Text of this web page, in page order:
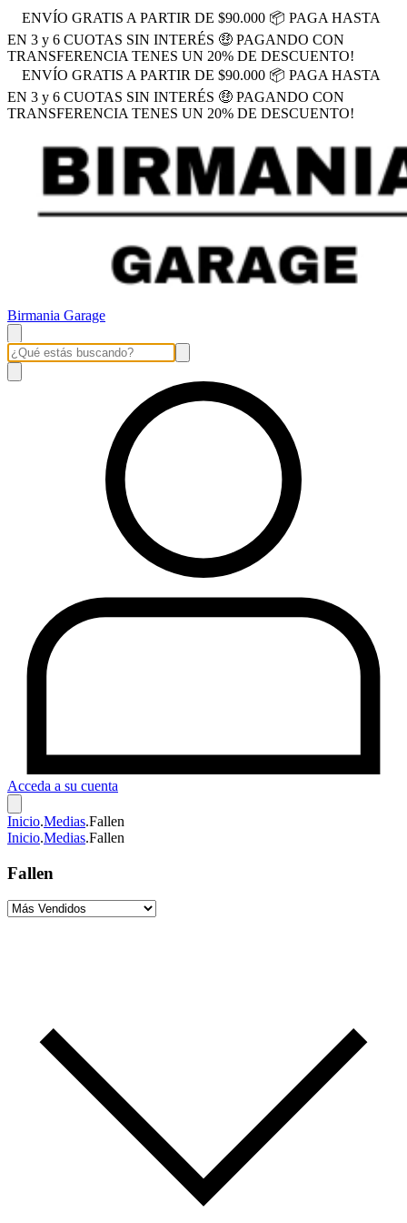
ENVÍO GRATIS A PARTIR DE $90.000 📦 PAGA HASTA
EN 3 y 6 CUOTAS SIN INTERÉS 🤑 PAGANDO CON
TRANSFERENCIA TENES UN 20% DE DESCUENTO!
ENVÍO GRATIS A PARTIR DE $90.000 📦 PAGA HASTA
EN 3 y 6 CUOTAS SIN INTERÉS 🤑 PAGANDO CON
TRANSFERENCIA TENES UN 20% DE DESCUENTO!
Birmania Garage
Acceda a su cuenta
Inicio.Medias.Fallen
Inicio.Medias.Fallen
Fallen